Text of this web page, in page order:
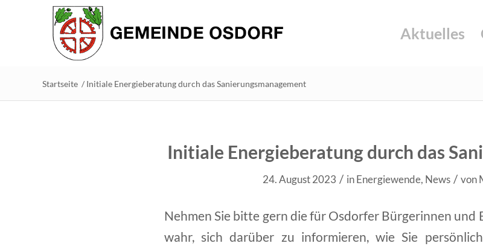
Aktuelles
Startseite / Initiale Energieberatung durch das Sanierungsmanagement
Initiale Energieberatung durch das
24. August 2023 / inEnergiewende, News / von
Nehmen Sie bitte gern die für Osdorfer Bürgerinnen und
wahr, sich darüber zu informieren, wie Sie